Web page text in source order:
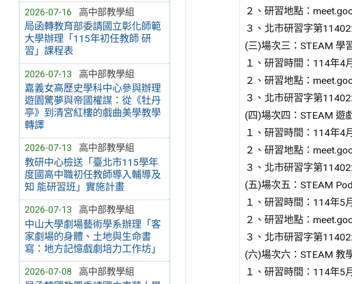
2026-07-16 高中部教學組
局函轉教育部委請國立彰化師範
大學辦理「115年初任教師 研
習」課程表
2026-07-13 高中部教學組
嘉義女高歷史學科中心參與辦理
遊園驚夢與帝國權謀：從《牡丹
亭》到清宮紅樓的戲曲美學教學
轉譯
2026-07-13 高中部教學組
教研中心檢送「臺北市115學年
度國高中職初任教師導入輔導及
知 能研習班」實施計畫
2026-07-13 高中部教學組
中山大學劇場藝術學系辦理「客
家劇場的身體、土地與生命書
寫：地方記憶戲劇培力工作坊」
2026-07-08 高中部教學組
２、研習地點：
３、北市研習字第
(三)場次三：STEAM 學
１、研習時間：114年4
２、研習地點：
３、北市研習字第
(四)場次四：STEAM 遊
１、研習時間：114年4
２、研習地點：
３、北市研習字第
(五)場次五：STEAM
１、研習時間：114年5
２、研習地點：
３、北市研習字第
(六)場次六：STEAM 教
１、研習時間：114年5